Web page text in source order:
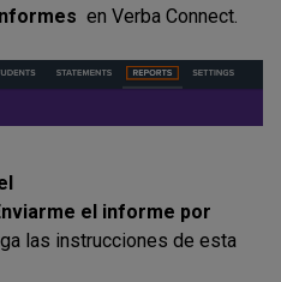
en Verba Connect.
el informe por
las instrucciones de esta